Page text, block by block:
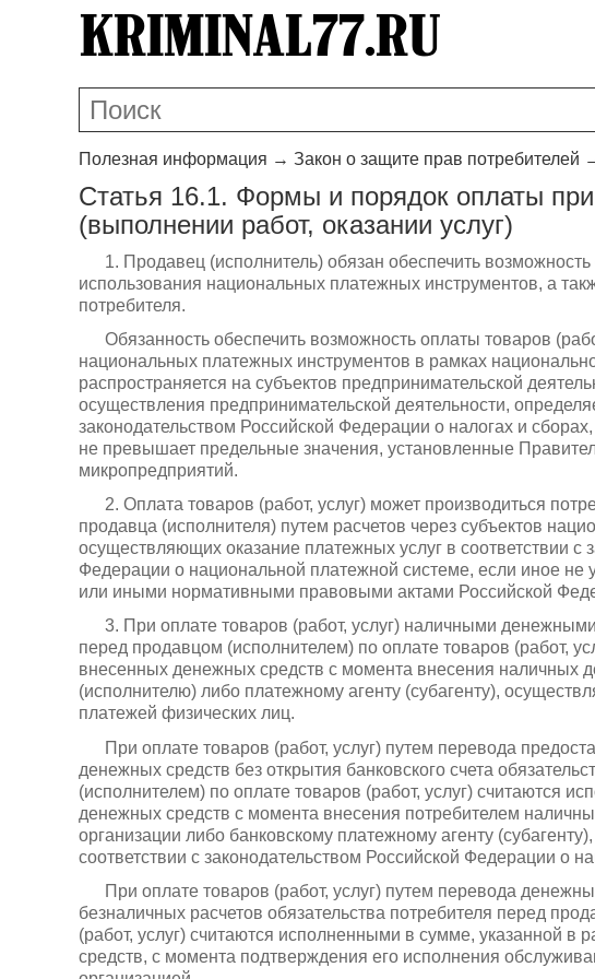
Полезная информация → Закон о защите прав потребителей
Статья 16.1. Формы и порядок оплаты
(выполнении работ, оказании услуг)
1. Продавец (исполнитель) обязан обеспечить
использования национальных платежных инструментов, а
потребителя.
Обязанность обеспечить возможность оплаты товаров
национальных платежных инструментов в рамках
распространяется на субъектов предпринимательской
осуществления предпринимательской деятельности,
законодательством Российской Федерации о налогах и
не превышает предельные значения, установленные
микропредприятий.
2. Оплата товаров (работ, услуг) может производиться
продавца (исполнителя) путем расчетов через субъектов
осуществляющих оказание платежных услуг в соответствии с
Федерации о национальной платежной системе, если иное
или иными нормативными правовыми актами Российской
3. При оплате товаров (работ, услуг) наличными
перед продавцом (исполнителем) по оплате товаров (работ,
внесенных денежных средств с момента внесения наличных
(исполнителю) либо платежному агенту (субагенту),
платежей физических лиц.
При оплате товаров (работ, услуг) путем перевода
денежных средств без открытия банковского счета
(исполнителем) по оплате товаров (работ, услуг) считаются
денежных средств с момента внесения потребителем
организации либо банковскому платежному агенту
соответствии с законодательством Российской Федерации о
При оплате товаров (работ, услуг) путем перевода
безналичных расчетов обязательства потребителя перед
(работ, услуг) считаются исполненными в сумме, указанной
средств, с момента подтверждения его исполнения